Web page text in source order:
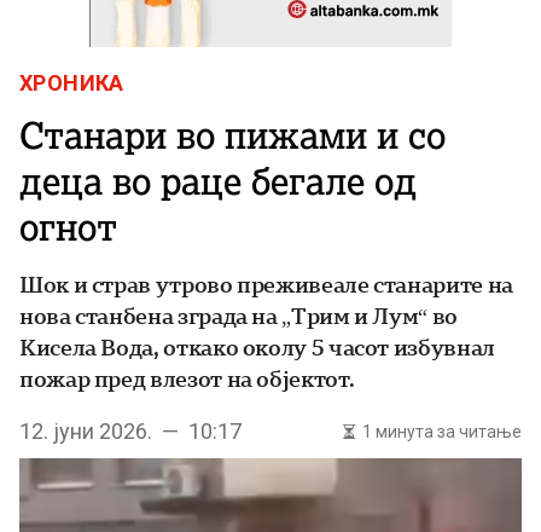
ХРОНИКА
Станари во пижами и со
деца во раце бегале од
огнот
Шок и страв утрово преживеале станарите на
нова станбена зграда на „Трим и Лум“ во
Кисела Вода, откако околу 5 часот избувнал
пожар пред влезот на објектот.
12. јуни 2026. — 10:17 1 минута за читање